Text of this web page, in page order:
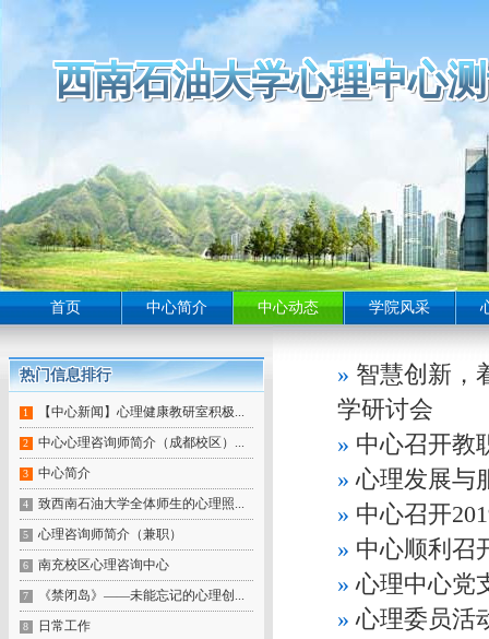
西南石油大学心理中心
西南石油大学心理中心
西南石油大学心理中心
西南石油大学心理中心
西南石油大学心理中心
西南石油大学心理中心
西南石油大学心理中心
西南石油大学心理中心
西南石油大学心理中心
西南石油大学心理中心
西南石油大学心理中心
西南石油大学心理中心
西南石油大学心理中心
西南石油大学心理中心
西南石油大学心理中心
西南石油大学心理中心
西南石油大学心理中心
西南石油大学心理中心
西南石油大学心理中心
西南石油大学心理中心
西南石油大学心理中心
西南石油大学心理中心
西南石油大学心理中心
西南石油大学心理中心
西南石油大学心理中心
西南石油大学心理中心
西南石油大学心理中心
西南石油大学心理中心
西南石油大学心理中心
西南石油大学心理中心
西南石油大学心理中心
西南石油大学心理中心
西南石油大学心理中心
西南石油大学心理中心
西南石油大学心理中心
西南石油大学心理中心
西南石油大学心理中心
西南石油大学心理中心
西南石油大学心理中心
西南石油大学心理中心
西南石油大学心理中心
西南石油大学心理中心
西南石油大学心理中心
西南石油大学心理中心
西南石油大学心理中心
首页 中心简介 中心动态 学院风采
» 智慧创新，
学研讨会
» 中心召开教
» 心理发展与
» 中心召开
» 中心顺利召
» 心理中心党
» 心理委员活
热门信息排行
热门信息排行
热门信息排行
热门信息排行
热门信息排行
热门信息排行
热门信息排行
热门信息排行
热门信息排行
1 【中心新闻】心理健康教研室积极...
2 中心心理咨询师简介（成都校区）...
3 中心简介
4 致西南石油大学全体师生的心理照...
5 心理咨询师简介（兼职）
6 南充校区心理咨询中心
7 《禁闭岛》——未能忘记的心理创...
8 日常工作